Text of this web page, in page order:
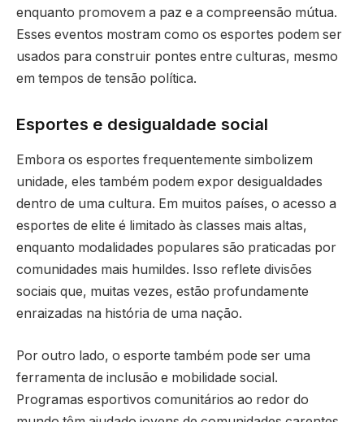
enquanto promovem a paz e a compreensão mútua.
Esses eventos mostram como os esportes podem ser
usados para construir pontes entre culturas, mesmo
em tempos de tensão política.
Esportes e desigualdade social
Embora os esportes frequentemente simbolizem
unidade, eles também podem expor desigualdades
dentro de uma cultura. Em muitos países, o acesso a
esportes de elite é limitado às classes mais altas,
enquanto modalidades populares são praticadas por
comunidades mais humildes. Isso reflete divisões
sociais que, muitas vezes, estão profundamente
enraizadas na história de uma nação.
Por outro lado, o esporte também pode ser uma
ferramenta de inclusão e mobilidade social.
Programas esportivos comunitários ao redor do